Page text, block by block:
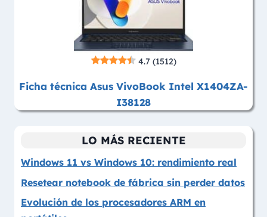
4.7 (1512)
Ficha técnica Asus VivoBook Intel X1404ZA-
I38128
LO MÁS RECIENTE
Windows 11 vs Windows 10: rendimiento real
Resetear notebook de fábrica sin perder datos
Evolución de los procesadores ARM en